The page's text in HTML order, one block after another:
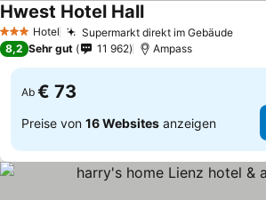
3 SterneHotel Supermarkt direkt im Gebäude
Hwest Hotel HallPreise sehen
8,2 Sehr gut 11 962 Ampass
Ab € 73
Preise von 16 Websites anzeigen